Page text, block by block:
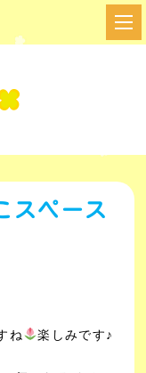
スペース
ね 楽しみです♪